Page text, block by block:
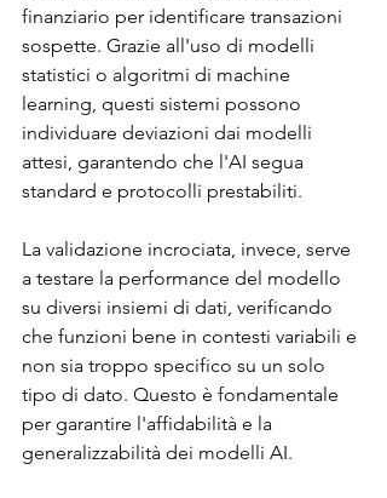
finanziario per identificare transazioni
sospette. Grazie all'uso di modelli
statistici o algoritmi di machine
learning, questi sistemi possono
individuare deviazioni dai modelli
attesi, garantendo che l'AI segua
standard e protocolli prestabiliti.
La validazione incrociata, invece, serve
a testare la performance del modello
su diversi insiemi di dati, verificando
che funzioni bene in contesti variabili e
non sia troppo specifico su un solo
tipo di dato. Questo è fondamentale
per garantire l'affidabilità e la
generalizzabilità dei modelli AI.